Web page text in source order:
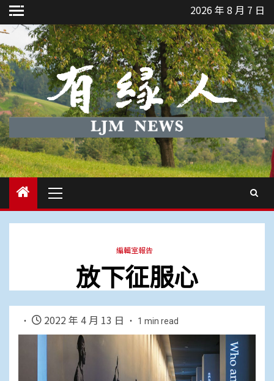
Skip
to
content
2026 年 8 月 7 日
Menu
編輯室報告
放下征服心
2022 年 4 月 13 日 1 min read